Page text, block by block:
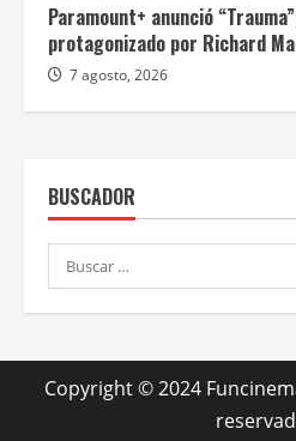
Paramount+ anunció
protagonizado por Richard
7 agosto, 2026
BUSCADOR
Buscar:
Copyright © 2024